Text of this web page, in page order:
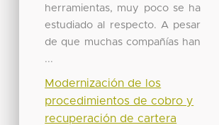
herramientas, muy poco se ha
estudiado al respecto. A pesar
de que muchas compañías han
...
Modernización de los
procedimientos de cobro y
recuperación de cartera